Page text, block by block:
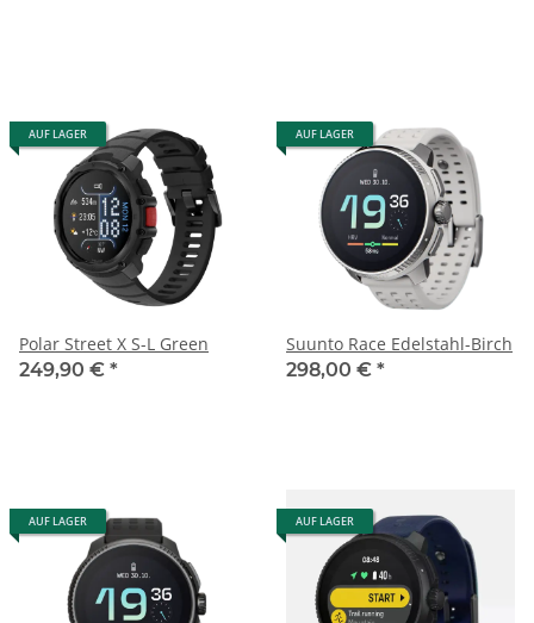
AUF LAGER
Polar Street X S-L Green
249,90 € *
AUF LAGER
Suunto Race Edelstahl-Birch
298,00 € *
AUF LAGER AUF LAGER